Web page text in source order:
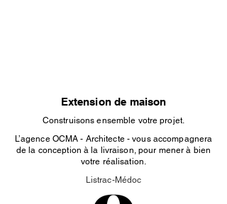
Extension de maison
Construisons ensemble votre projet.
L’agence OCMA - Architecte - vous accompagnera
de la conception à la livraison, pour mener à bien
votre réalisation.
Listrac-Médoc